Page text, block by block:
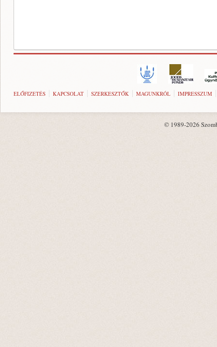
ELŐFIZETÉS KAPCSOLAT SZERKESZTŐK MAGUNKRÓL IMPRESSZUM
© 1989-2026